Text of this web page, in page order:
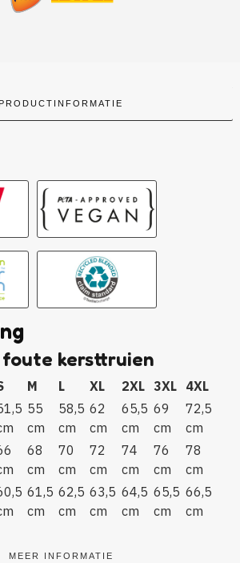
PRODUCTINFORMATIE
foute kersttruien
M L XL 2XL 3XL
4XL
55
cm
58,5
cm
62
cm
65,5
cm
69
cm
72,5
cm
68
cm
70
cm
72
cm
74
cm
76
cm
78
cm
61,5
cm
62,5
cm
63,5
cm
64,5
cm
65,5
cm
66,5
cm
MEER INFORMATIE